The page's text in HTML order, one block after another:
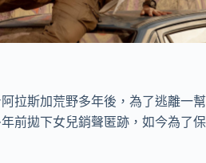
拉斯加荒野多年後，為了逃離一幫
前拋下女兒銷聲匿跡，如今為了保